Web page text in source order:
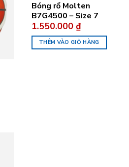
Bóng rổ Molten
B7G4500 – Size 7
1.550.000₫
THÊM VÀO GIỎ HÀNG